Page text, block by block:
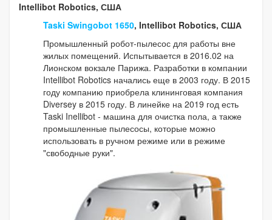
Intellibot Robotics, США
Taski Swingobot 1650, Intellibot Robotics, США
Промышленный робот-пылесос для работы вне
жилых помещений. Испытывается в 2016.02 на
Лионском вокзале Парижа. Разработки в компании
Intellibot Robotics начались еще в 2003 году. В 2015
году компанию приобрела клининговая компания
Diversey в 2015 году. В линейке на 2019 год есть
Taski Inellibot - машина для очистка пола, а также
промышленные пылесосы, которые можно
использовать в ручном режиме или в режиме
"свободные руки".